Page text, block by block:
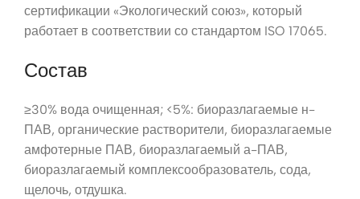
сертификации «Экологический союз», который
работает в соответствии со стандартом ISO 17065.
Состав
≥30% вода очищенная; <5%: биоразлагаемые н-
ПАВ, органические растворители, биоразлагаемые
амфотерные ПАВ, биоразлагаемый а-ПАВ,
биоразлагаемый комплексообразователь, сода,
щелочь, отдушка.